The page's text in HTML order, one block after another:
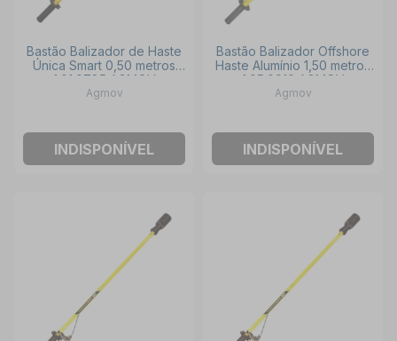
Bastão Balizador de Haste
Única Smart 0,50 metros
1.01.0785 AGMOV
Agmov
INDISPONÍVEL
Bastão Balizador Offshore
Haste Alumínio 1,50 metros
1.05.0910 AGMOV
Agmov
INDISPONÍVEL